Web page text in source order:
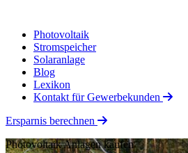
Photovoltaik
Stromspeicher
Solaranlage
Blog
Lexikon
Kontakt für Gewerbekunden
Ersparnis berechnen
Photovoltaik Anlagen kaufen